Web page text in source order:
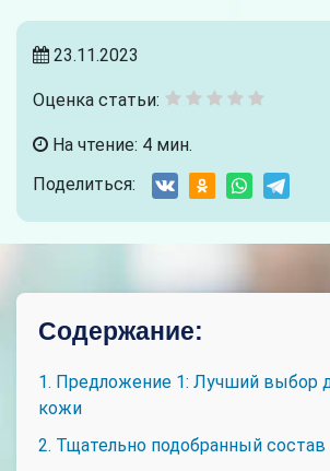
23.11.2023
Оценка статьи:
На чтение: 4 мин.
Поделиться:
Содержание:
1. Предложение 1: Лучший выбор
кожи
2. Тщательно подобранный состав